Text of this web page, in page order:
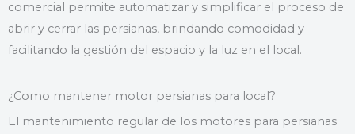
comercial permite automatizar y simplificar el proceso de
abrir y cerrar las persianas, brindando comodidad y
facilitando la gestión del espacio y la luz en el local.
¿Como mantener motor persianas para local?
El mantenimiento regular de los motores para persianas